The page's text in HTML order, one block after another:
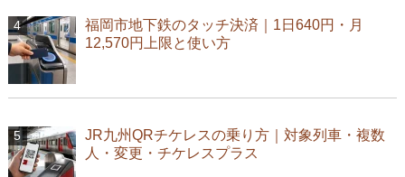
福岡市地下鉄のタッチ決済｜1日640円・月
12,570円上限と使い方
JR九州QRチケレスの乗り方｜対象列車・複数
人・変更・チケレスプラス